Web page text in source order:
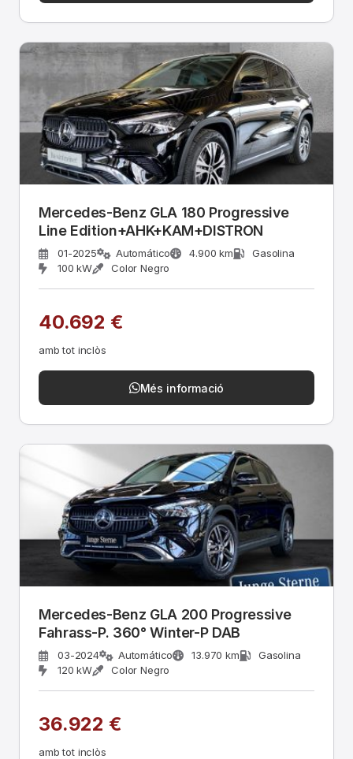
Mercedes-Benz GLA 180 Progressive
Line Edition+AHK+KAM+DISTRON
01-2025 Automático 4.900 km
Gasolina
100 kW
Color Negro
40.692 €
amb tot inclòs
Més informació
Mercedes-Benz GLA 200 Progressive
Fahrass-P. 360° Winter-P DAB
03-2024 Automático 13.970 km
Gasolina
120 kW
Color Negro
36.922 €
amb tot inclòs